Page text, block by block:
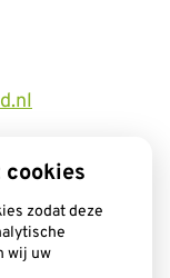
zodat deze
wij uw